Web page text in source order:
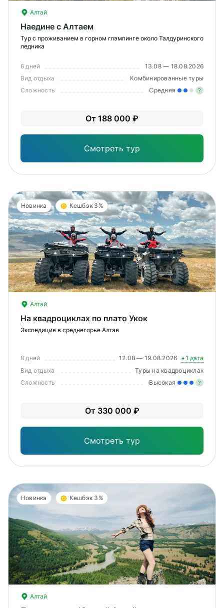
Алтай
Наедине с Алтаем
Тур с проживанием в горном глэмпинге около Талдуринского
ледника
6 дней
13.08 — 18.08.2026
Вид отдыха
Комбинированные туры
Сложность
Средняя ?
От 188 000 ₽
Смотреть тур
Новинка Кешбэк 3%
Алтай
На квадроциклах по плато Укок
Экспедиция в среднегорье Алтая
8 дней 12.08 — 19.08.2026 +1 дата
Вид отдыха
Туры на квадроциклах
Сложность
Высокая ?
От 330 000 ₽
Смотреть тур
Новинка Кешбэк 3%
Алтай